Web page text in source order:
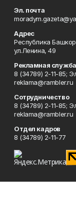
Эл. почта
Адрес
Республика
ул.Ленина, 49
Рекламная служба
8 (34789) 2-11-85;
reklama@rambler.ru
Сотрудничество
8 (34789) 2-11-85;
reklama@rambler.ru
Отдел кадров
8 (34789) 2-11-77